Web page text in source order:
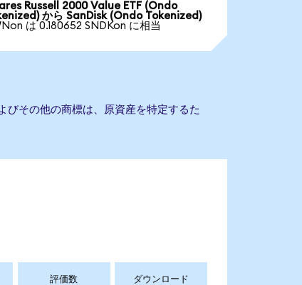
Russell 2000 Value ETF (Ondo
から SanDisk (Ondo Tokenized)
は 0.180652 SNDKon に相当
びその他の商標は、原資産を特定するた
評価数 ダウンロード